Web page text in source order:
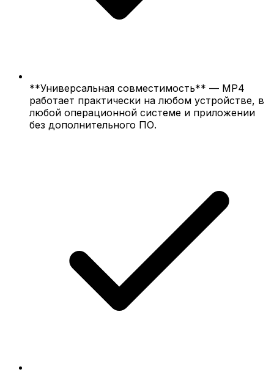
**Универсальная совместимость** — MP4
работает практически на любом устройстве, в
любой операционной системе и приложении
без дополнительного ПО.